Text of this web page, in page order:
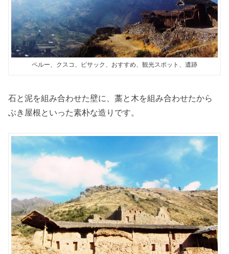
ペルー、クスコ、ピサック、おすすめ、観光スポット、遺跡
石と泥を組み合わせた壁に、藁と木を組み合わせたから
ぶき屋根といった素朴な造りです。